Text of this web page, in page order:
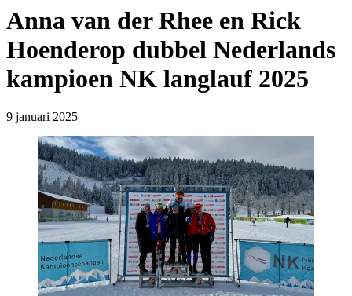
Anna van der Rhee en Rick
Hoenderop dubbel Nederlands
kampioen NK langlauf 2025
9 januari 2025